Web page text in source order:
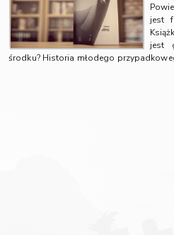
jest
jest
środku? Historia młodego